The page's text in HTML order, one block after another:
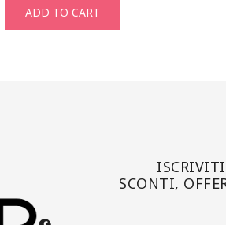
ADD TO CART
SCONTI,